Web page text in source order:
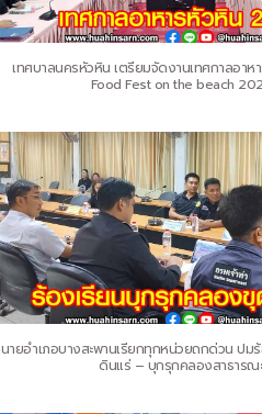
เทศบาลนครหัวหิน เตรียมจัดงานเทศกาลอาห
Food Fest on the beach
นายอำเภอบางสะพานเรียกทุกหน่วยถกด่วน ปม
ดินแร่ – บุกรุกคลองสาธารณ